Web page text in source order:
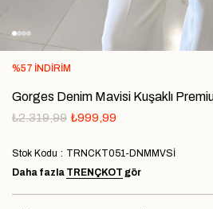
%57 İNDIRIM
Gorges Denim Mavisi Kuşaklı
₺2.319,99 ₺999,99
Stok Kodu
TRNCKT051-DNMMVSİ
Daha fazla TRENÇKOT gör